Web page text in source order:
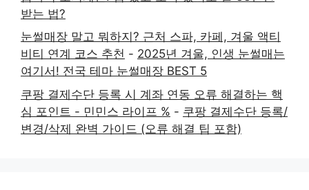
받는 법?
눈썰매장 말고 뭐하지? 근처 스파, 카페, 겨울 액티
비티 연계 코스 추천 - 2025년 겨울, 인생 눈썰매는
여기서! 전국 테마 눈썰매장 BEST 5
쿠팡 결제수단 등록 시 계좌 연동 오류 해결하는 핵
심 포인트 - 민민스 라이프 % - 쿠팡 결제수단 등록/
변경/삭제 완벽 가이드 (오류 해결 팁 포함)